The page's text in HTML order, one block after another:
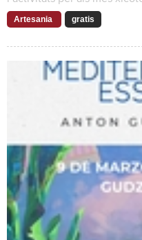
Artesania gratis